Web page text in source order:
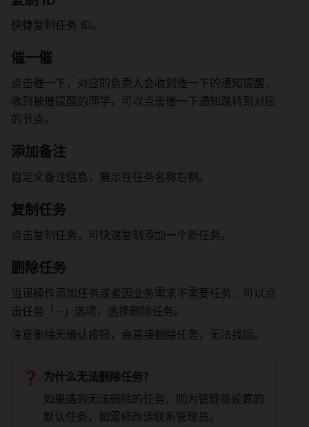
快捷复制任务 ID。
催一催
点击催一下，对应的负责人会收到催一下的通知提醒，
收到被催提醒的同学，可以点击催一下通知跳转到对应
的节点。
添加备注
自定义备注信息，展示在任务名称右侧。
复制任务
点击复制任务，可快速复制添加一个新任务。
删除任务
当误操作添加任务或者因业务需求不需要任务，可以点
击任务「···」选项，选择删除任务。
注意删除无确认按钮，会直接删除任务，无法找回。
❓
为什么无法删除任务？
如果遇到无法删除的任务，则为管理员设置的
默认任务，如需修改请联系管理员。